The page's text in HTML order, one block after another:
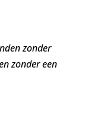
zonder
zonder een